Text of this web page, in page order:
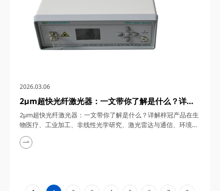
2026.03.06
2μm超快光纤激光器：一文带你了解是什么？详解
梓冠产品在生物医疗、工业加工、非线性光学研究、
激光雷达与通信、环境监测等领域的实际应用
2μm超快光纤激光器：一文带你了解是什么？详解梓冠产品在生
物医疗、工业加工、非线性光学研究、激光雷达与通信、环境监
测等领域的实际应用 超快光纤激光器凭借其高功率、短脉冲、
宽调谐范围等特性，在激光技术迅猛发展的今天，成为科研与工